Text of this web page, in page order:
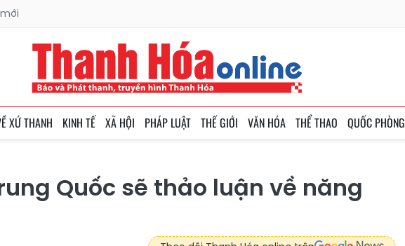
XỨ THANH KINH TẾ XÃ HỘI PHÁP LUẬT THẾ GIỚI VĂN HÓA THỂ THAO QUỐC PHÒNG
Quốc sẽ thảo luận về năng